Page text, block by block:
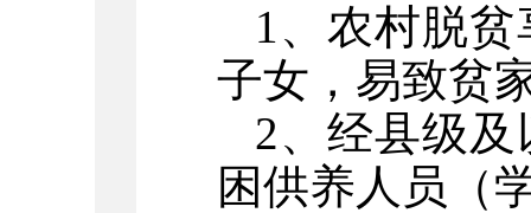
1、农村脱贫
子女 ， 易致贫
2、经县级
困供养人员（